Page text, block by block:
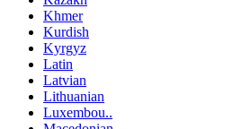
Khmer
Kurdish
Kyrgyz
Latin
Latvian
Lithuanian
Luxembou..